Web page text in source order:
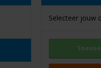
Selecteer jouw